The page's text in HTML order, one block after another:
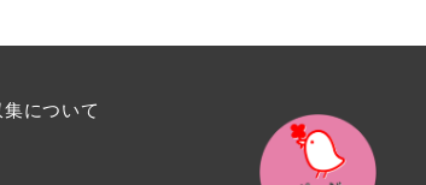
について